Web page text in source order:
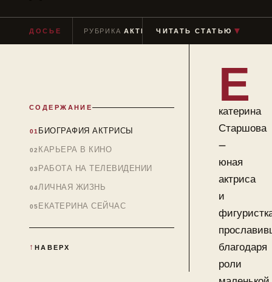
ДОСЬЕ РУБРИКААКТЕРЫ ЧТЕНИЕ ≈ 8 МИН
ЧИТАТЬ СТАТЬЮ ▼
СОДЕРЖАНИЕ
БИОГРАФИЯ АКТРИСЫ
КАРЬЕРА В КИНО
РАБОТА НА ТЕЛЕВИДЕНИИ
ЛИЧНАЯ ЖИЗНЬ
ЕКАТЕРИНА СЕЙЧАС
НАВЕРХ
Е
катерина
Старшова
—
юная
актриса
и
благодаря
роли